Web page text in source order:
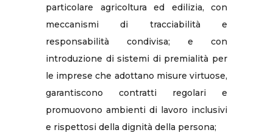
particolare agricoltura ed edilizia, con
meccanismi di tracciabilità e
responsabilità condivisa; e con
introduzione di sistemi di premialità per
le imprese che adottano misure virtuose,
garantiscono contratti regolari e
promuovono ambienti di lavoro inclusivi
e rispettosi della dignità della persona;